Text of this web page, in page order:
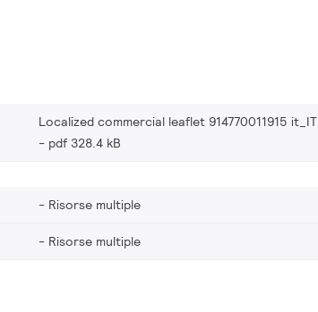
Localized commercial leaflet 914770011915 it_IT
pdf 328.4 kB
Risorse multiple
Risorse multiple